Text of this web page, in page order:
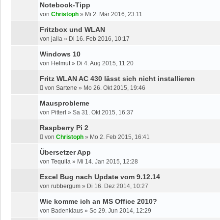
Notebook-Tipp
von Christoph » Mi 2. Mär 2016, 23:11
Fritzbox und WLAN
von jalla » Di 16. Feb 2016, 10:17
Windows 10
von Helmut» Di 4. Aug 2015, 11:20
Fritz WLAN AC 430 lässt sich nicht installieren
von Sartene » Mo 26. Okt 2015, 19:46
Mausprobleme
von Pitterl » Sa 31. Okt 2015, 16:37
Raspberry Pi 2
von Christoph » Mo 2. Feb 2015, 16:41
Übersetzer App
von Tequila » Mi 14. Jan 2015, 12:28
Excel Bug nach Update vom 9.12.14
von rubbergum » Di 16. Dez 2014, 10:27
Wie komme ich an MS Office 2010?
von Badenklaus » So 29. Jun 2014, 12:29